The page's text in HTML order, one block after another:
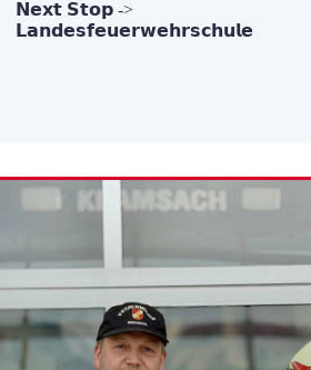
𝗡𝗲𝘅𝘁 𝗦𝘁𝗼𝗽 ->
𝗟𝗮𝗻𝗱𝗲𝘀𝗳𝗲𝘂𝗲𝗿𝘄𝗲𝗵𝗿𝘀𝗰𝗵𝘂𝗹𝗲